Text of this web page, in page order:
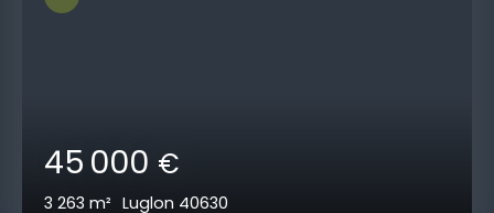
45 000 €
3 263 m² Luglon 40630